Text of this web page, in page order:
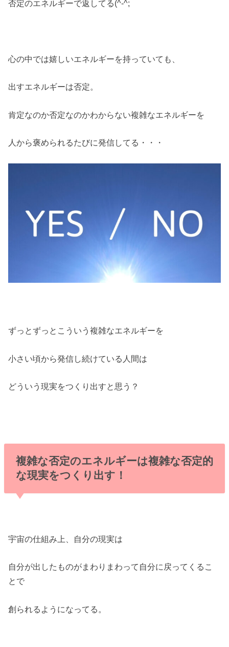
否定のエネルギーで返してる(^-^;
心の中では嬉しいエネルギーを持っていても、
出すエネルギーは否定。
肯定なのか否定なのかわからない複雑なエネルギーを
人から褒められるたびに発信してる・・・
ずっとずっとこういう複雑なエネルギーを
小さい頃から発信し続けている人間は
どういう現実をつくり出すと思う？
複雑な否定のエネルギーは複雑な否定的
な現実をつくり出す！
宇宙の仕組み上、自分の現実は
自分が出したものがまわりまわって自分に戻ってくるこ
とで
創られるようになってる。